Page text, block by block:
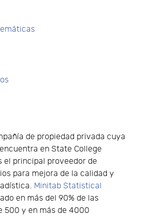
de propiedad privada cuya
en State College
el principal proveedor de
para mejora de la calidad y
Minitab Statistical
en más del 90% de las
500 y en más de 4000